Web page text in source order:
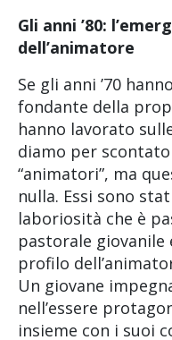
Gli anni ’80:
dell’animatore
Se gli anni ’70
fondante della
hanno lavorato
diamo per
“animatori”, ma
nulla. Essi sono
laboriosità che è
pastorale giovanile
profilo
Un giovane
nell’essere
insieme con i suoi